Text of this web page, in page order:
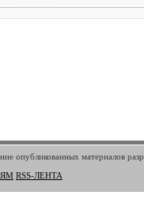
опубликованных материалов
RSS-ЛЕНТА